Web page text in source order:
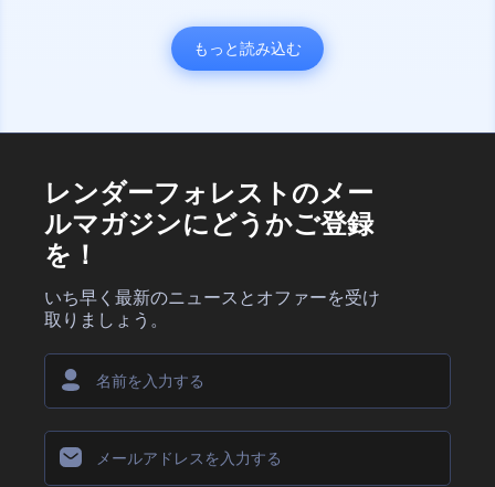
もっと読み込む
レンダーフォレストのメー
ルマガジンにどうかご登録
を！
いち早く最新のニュースとオファーを受け
取りましょう。